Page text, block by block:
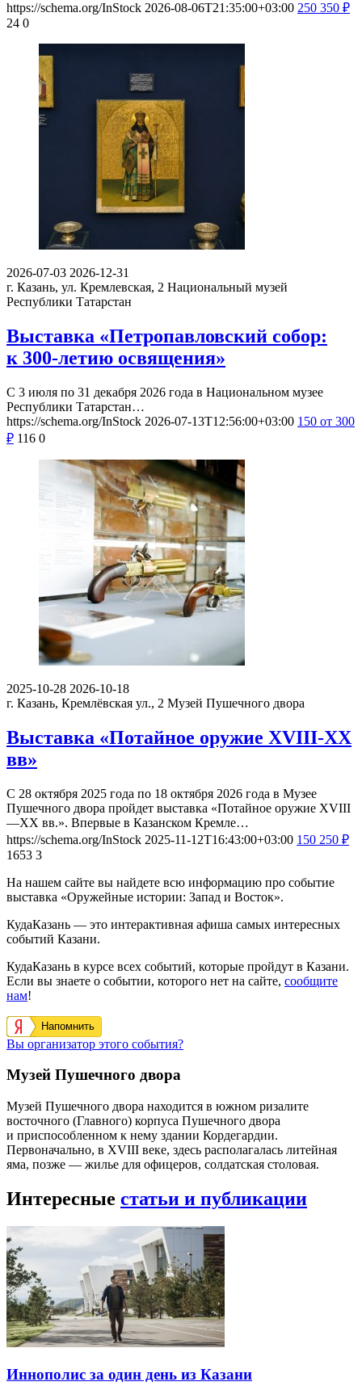
https://schema.org/InStock 2026-08-06T21:35:00+03:00 250 350 ₽
24 0
2026-07-03 2026-12-31
г. Казань, ул. Кремлевская, 2 Национальный музей
Республики Татарстан
Выставка «Петропавловский собор:
к 300-летию освящения»
С 3 июля по 31 декабря 2026 года в Национальном музее
Республики Татарстан…
https://schema.org/InStock 2026-07-13T12:56:00+03:00 150 от 300
₽ 116 0
2025-10-28 2026-10-18
г. Казань, Кремлёвская ул., 2 Музей Пушечного двора
Выставка «Потайное оружие XVIII-XX
вв»
С 28 октября 2025 года по 18 октября 2026 года в Музее
Пушечного двора пройдет выставка «Потайное оружие XVIII
—XX вв.». Впервые в Казанском Кремле…
https://schema.org/InStock 2025-11-12T16:43:00+03:00 150 250 ₽
1653 3
На нашем сайте вы найдете всю информацию про событие
выставка «Оружейные истории: Запад и Восток».
КудаКазань — это интерактивная афиша самых интересных
событий Казани.
КудаКазань в курсе всех событий, которые пройдут в Казани.
Если вы знаете о событии, которого нет на сайте, сообщите
нам!
Напомнить
Вы организатор этого события?
Музей Пушечного двора
Музей Пушечного двора находится в южном ризалите
восточного (Главного) корпуса Пушечного двора
и приспособленном к нему здании Кордегардии.
Первоначально, в XVIII веке, здесь располагалась литейная
яма, позже — жилье для офицеров, солдатская столовая.
Интересные статьи и публикации
Иннополис за один день из Казани